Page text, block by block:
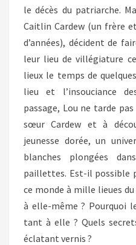
le décès du patriarche.
Caitlin Cardew (un frère
d’années), décident de
leur lieu de villégiature
lieux le temps de
lieu et l’insouciance
passage, Lou ne tarde
sœur Cardew et à
jeunesse dorée, un
blanches plongées
paillettes. Est-il possible
ce monde à mille lieues
à elle-même ? Pourquoi
tant à elle ? Quels
éclatant vernis ?